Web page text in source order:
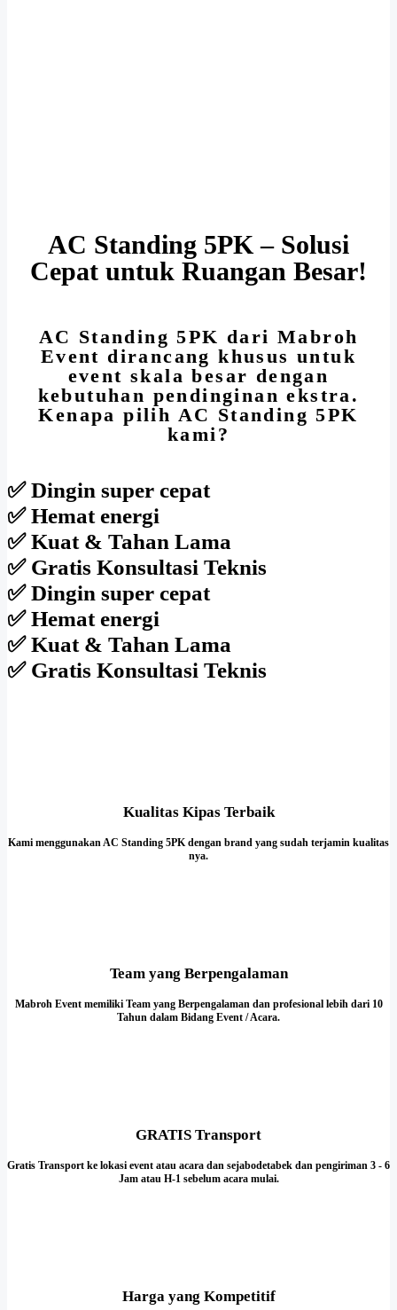
AC Standing 5PK – Solusi
Cepat untuk Ruangan Besar!
AC Standing 5PK dari Mabroh
Event dirancang khusus untuk
event skala besar dengan
kebutuhan pendinginan ekstra.
Kenapa pilih AC Standing 5PK
kami?
✅ Dingin super cepat
✅ Hemat energi
✅ Kuat & Tahan Lama
✅ Gratis Konsultasi Teknis
✅ Dingin super cepat
✅ Hemat energi
✅ Kuat & Tahan Lama
✅ Gratis Konsultasi Teknis
Kualitas Kipas Terbaik
Kami menggunakan AC Standing 5PK dengan brand yang sudah terjamin kualitas
nya.
Team yang Berpengalaman
Mabroh Event memiliki Team yang Berpengalaman dan profesional lebih dari 10
Tahun dalam Bidang Event / Acara.
GRATIS Transport
Gratis Transport ke lokasi event atau acara dan sejabodetabek dan pengiriman 3 - 6
Jam atau H-1 sebelum acara mulai.
Harga yang Kompetitif